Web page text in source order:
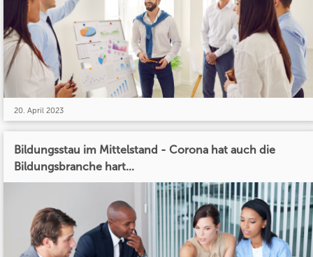
20. April 2023
Bildungsstau im Mittelstand - Corona hat auch die
Bildungsbranche hart...